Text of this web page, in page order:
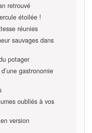
retrouvé
étoilée !
réunies
sauvages dans
potager
gastronomie
oubliés à vos
version